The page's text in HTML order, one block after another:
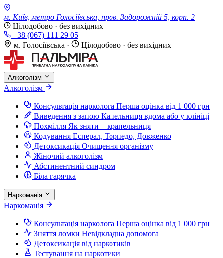
м. Київ, метро Голосіївська, пров. Задорожній 5, корп. 2
Цілодобово · без вихідних
+38 (067) 111 29 05
м. Голосіївська · Цілодобово · без вихідних
Алкоголізм
Алкоголізм
Консультація нарколога Перша оцінка від 1 000 грн
Виведення з запою Капельниця вдома або у клініці
Похмілля Як зняти + крапельниця
Кодування Есперал, Торпедо, Довженко
Детоксикація Очищення організму
Жіночий алкоголізм
Абстинентний синдром
Біла гарячка
Наркоманія
Наркоманія
Консультація нарколога Перша оцінка від 1 000 грн
Зняття ломки Невідкладна допомога
Детоксикація від наркотиків
Тестування на наркотики